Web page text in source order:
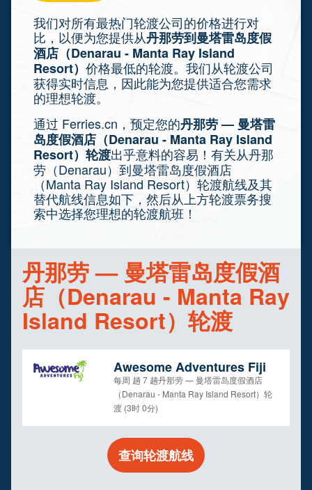
我们对所有最热门轮渡公司的价格进行对
比，以便为您提供从丹那劳到曼塔雷岛度假
酒店（Denarau - Manta Ray Island
Resort） 价格最低的轮渡。我们从轮渡公司
获得实时信息，因此能为您提供适合您需求
的理想轮渡。
通过 Ferries.cn，预定您的丹那劳 — 曼塔雷
岛度假酒店（Denarau - Manta Ray Island
Resort）轮渡出乎意料的容易！有关从丹那
劳（Denarau）到曼塔雷岛度假酒店
（Manta Ray Island Resort）轮渡航线及其
替代航线信息如下，然后从上方轮渡票务搜
索中选择您理想的轮渡航班！
丹那劳 — 曼塔雷岛度假酒
店（Denarau - Manta Ray
Island Resort）轮渡
Awesome Adventures Fiji
每周 趟 7 趟丹那劳 — 曼塔雷岛度假酒店
（Denarau - Manta Ray Island Resort）轮
渡 (3时 0分)
查询轮渡航线